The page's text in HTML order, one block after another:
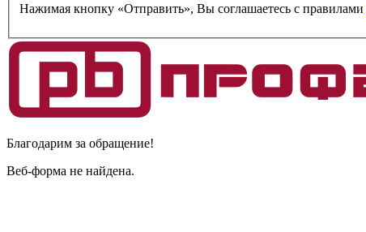
Нажимая кнопку «Отправить», Вы соглашаетесь c правилами
Благодарим за обращение!
Веб-форма не найдена.